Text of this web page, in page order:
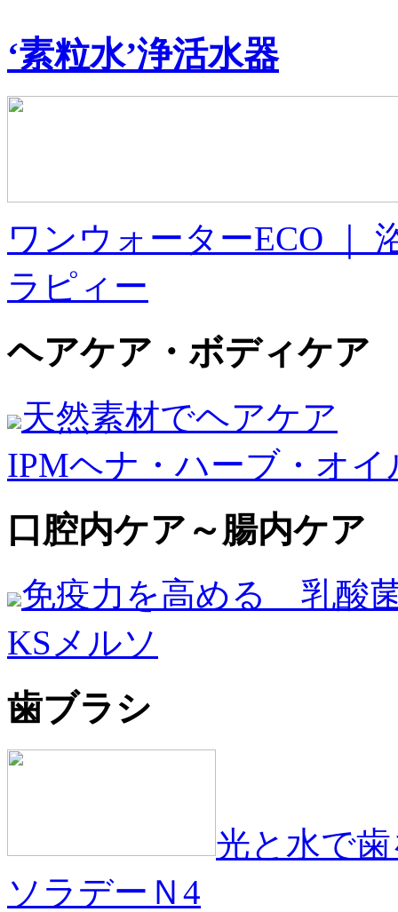
‘素粒水’浄活水器
ワンウォーターECO ｜
ラピィー
ヘアケア・ボディケア
天然素材でヘアケア
IPMヘナ・ハーブ・オイ
口腔内ケア～腸内ケア
免疫力を高める 乳酸
KSメルソ
歯ブラシ
光と水で
ソラデーＮ4